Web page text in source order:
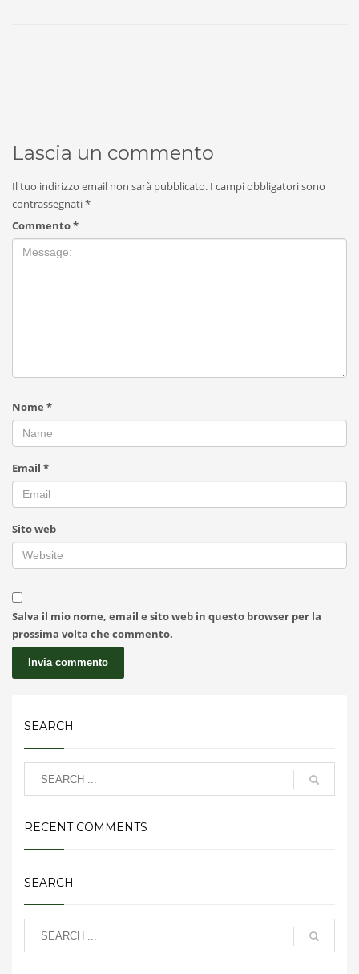
Lascia un commento
Il tuo indirizzo email non sarà pubblicato. I campi obbligatori sono
contrassegnati*
Commento*
Nome *
Email *
Sito web
Salva il mio nome, email e sito web in questo browser per la
prossima volta che commento.
SEARCH
RECENT COMMENTS
SEARCH